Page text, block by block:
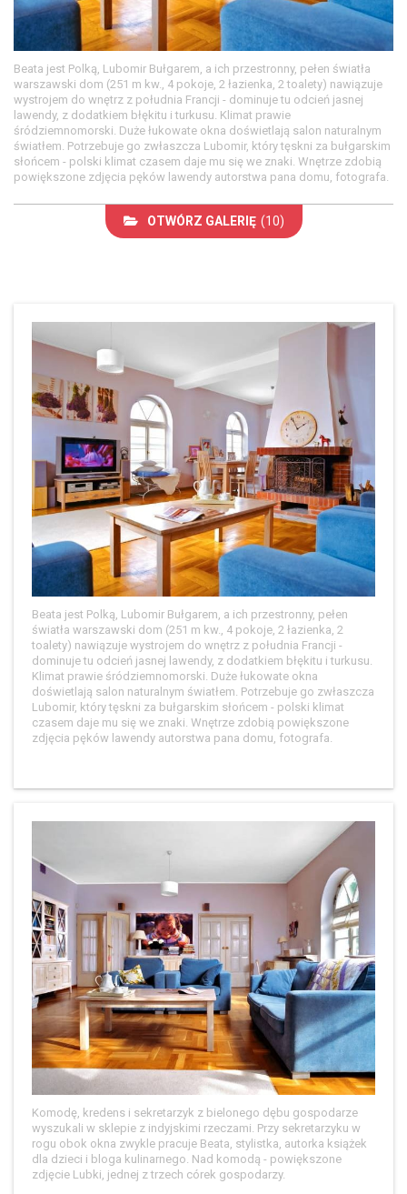
Beata jest Polką, Lubomir Bułgarem, a ich przestronny, pełen światła
warszawski dom (251 m kw., 4 pokoje, 2 łazienka, 2 toalety) nawiązuje
wystrojem do wnętrz z południa Francji - dominuje tu odcień jasnej
lawendy, z dodatkiem błękitu i turkusu. Klimat prawie
śródziemnomorski. Duże łukowate okna doświetlają salon naturalnym
światłem. Potrzebuje go zwłaszcza Lubomir, który tęskni za bułgarskim
słońcem - polski klimat czasem daje mu się we znaki. Wnętrze zdobią
powiększone zdjęcia pęków lawendy autorstwa pana domu, fotografa.
OTWÓRZ GALERIĘ (10)
Beata jest Polką, Lubomir Bułgarem, a ich przestronny, pełen
światła warszawski dom (251 m kw., 4 pokoje, 2 łazienka, 2
toalety) nawiązuje wystrojem do wnętrz z południa Francji -
dominuje tu odcień jasnej lawendy, z dodatkiem błękitu i turkusu.
Klimat prawie śródziemnomorski. Duże łukowate okna
doświetlają salon naturalnym światłem. Potrzebuje go zwłaszcza
Lubomir, który tęskni za bułgarskim słońcem - polski klimat
czasem daje mu się we znaki. Wnętrze zdobią powiększone
zdjęcia pęków lawendy autorstwa pana domu, fotografa.
Komodę, kredens i sekretarzyk z bielonego dębu gospodarze
wyszukali w sklepie z indyjskimi rzeczami. Przy sekretarzyku w
rogu obok okna zwykle pracuje Beata, stylistka, autorka książek
dla dzieci i bloga kulinarnego. Nad komodą - powiększone
zdjęcie Lubki, jednej z trzech córek gospodarzy.